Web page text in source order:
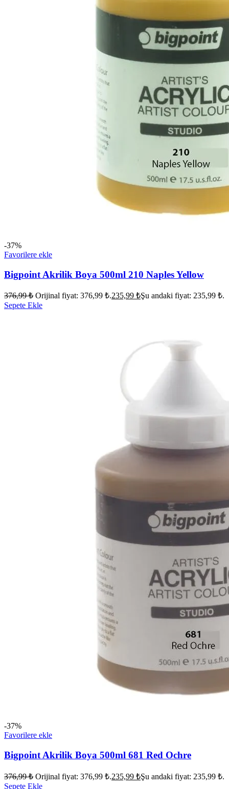
-37%
Favorilere ekle
Bigpoint Akrilik Boya 500ml 210 Naples Yellow
376,99₺ Orijinal fiyat: 376,99 ₺.235,99 ₺Şu andaki fiyat: 235,99 ₺.
Sepete Ekle
-37%
Favorilere ekle
Bigpoint Akrilik Boya 500ml 681 Red Ochre
376,99₺ Orijinal fiyat: 376,99 ₺.235,99 ₺Şu andaki fiyat: 235,99 ₺.
Sepete Ekle